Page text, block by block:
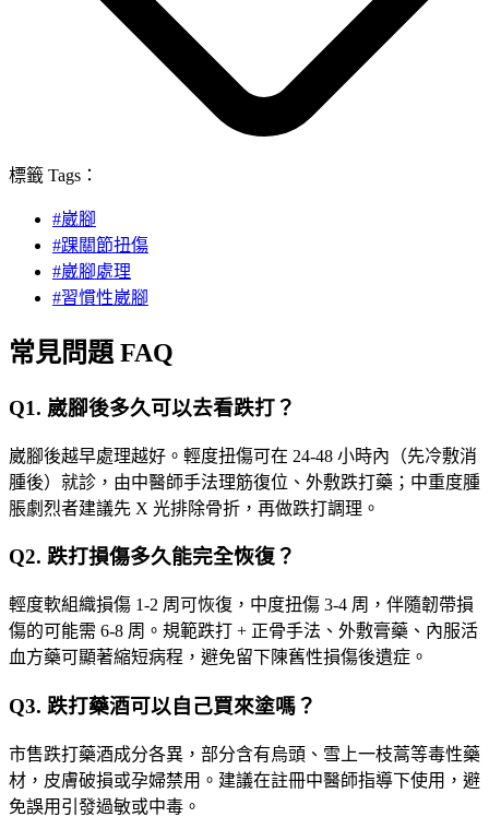
標籤 Tags：
#崴腳
#踝關節扭傷
#崴腳處理
#習慣性崴腳
常見問題 FAQ
Q1. 崴腳後多久可以去看跌打？
崴腳後越早處理越好。輕度扭傷可在 24-48 小時內（先冷敷消
腫後）就診，由中醫師手法理筋復位、外敷跌打藥；中重度腫
脹劇烈者建議先 X 光排除骨折，再做跌打調理。
Q2. 跌打損傷多久能完全恢復？
輕度軟組織損傷 1-2 周可恢復，中度扭傷 3-4 周，伴隨韌帶損
傷的可能需 6-8 周。規範跌打 + 正骨手法、外敷膏藥、內服活
血方藥可顯著縮短病程，避免留下陳舊性損傷後遺症。
Q3. 跌打藥酒可以自己買來塗嗎？
市售跌打藥酒成分各異，部分含有烏頭、雪上一枝蒿等毒性藥
材，皮膚破損或孕婦禁用。建議在註冊中醫師指導下使用，避
免誤用引發過敏或中毒。